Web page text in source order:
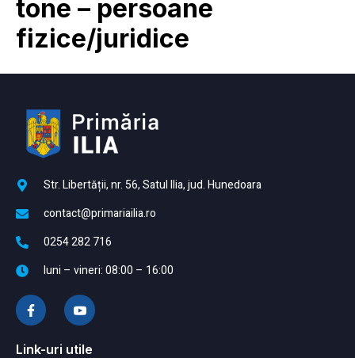
tone – persoane
fizice/juridice
Str. Libertății, nr. 56, Satul Ilia, jud. Hunedoara
contact@primariailia.ro
0254 282 716
luni – vineri: 08:00 – 16:00
Link-uri utile